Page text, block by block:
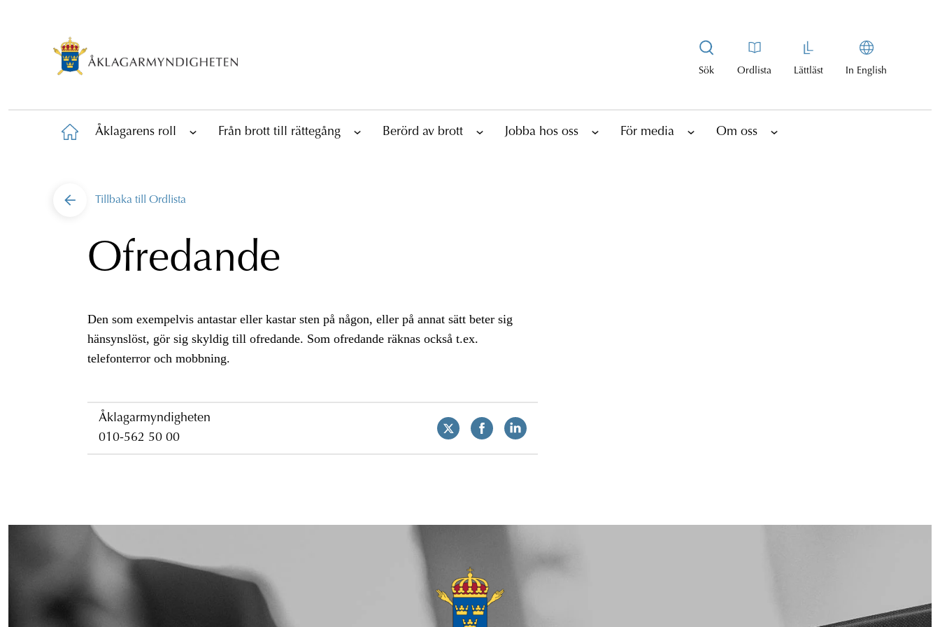
Sök Ordlista Lättläst In English
Åklagarens roll Från brott till rättegång Berörd av brott Jobba hos oss För media Om oss
Tillbaka till Ordlista
Ofredande
Den som exempelvis antastar eller kastar sten på någon, eller på annat sätt beter sig
hänsynslöst, gör sig skyldig till ofredande. Som ofredande räknas också t.ex.
telefonterror och mobbning.
Åklagarmyndigheten
010-562 50 00